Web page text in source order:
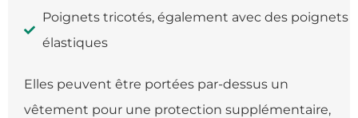
Poignets tricotés, également avec des poignets
élastiques
Elles peuvent être portées par-dessus un
vêtement pour une protection supplémentaire,